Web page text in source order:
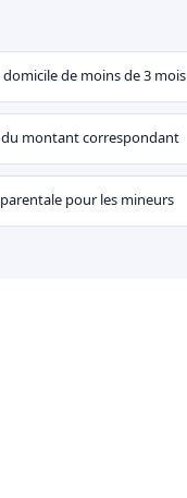
de moins de 3 mois
du montant correspondant
pour les mineurs